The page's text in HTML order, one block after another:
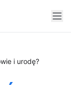
i urodę?